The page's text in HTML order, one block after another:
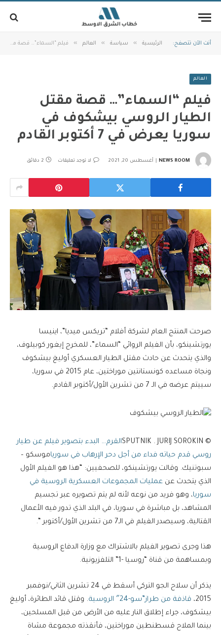
أنت الآن تتصفح: الرئيسية » سياسة » العالم » فيلم “السماء”… قصة مقتل الطيار الروسي بيشكوف في سوريا يعرض في 7 أكتوبر القادم
العالم
فيلم “السماء”… قصة مقتل
الطيار الروسي بيشكوف في
سوريا يعرض في 7 أكتوبر القادم
NEWS ROOM أغسطس 20, 2021 لا توجد تعليقات 2 دقائق
صرحت المنتج العام لشركة أفلام “تريكس ميديا”، اينيسا
يورتشينكو، بأن الفيلم الروائي “السماء”، للمخرج إيغور كوبيلوف،
والذي يتحدث عن حادث مقتل الطيار العسكري أوليغ بيشكوف
ونجاة مساعده كونستانتين موراختين، عام 2015 في سوريا،
سييتم عرضه في الـ 7 من تشرين الأول/أكتوبر القادم.
© SPUTNIK . JURIJ SOROKIN
القرم… البدء بتصوير فيلم عن طيار
روسي قدم حياته فداء من أجل دحر الإرهاب في سورياموسكو –
سبوتنيك. وقالت يورتشينكو، للصحفيين: “هذا هو الفيلم الأول
الذي يتحدث عن عمليات المجموعات العسكرية الروسية في
سوريا، وهو فريد من نوعه لأنه لم يتم تصويره عبر تجسيم
المشاهد، بل مباشرة في سوريا، في البلد الذي تدور فيه الأعمال
القتالية، وسيصدر الفيلم في الـ7 من تشرين الأول/أكتوبر “.
هذا وجرى تصوير الفيلم بالاشتراك مع وزارة الدفاع الروسية
وبمساهمة من قناة “روسيا -1” التلفزيونية.
يذكر أن سلاح الجو التركي أسقط في 24 تشرين الثاني/نوفمبر
2015،
قاذفة من طراز”سو-24″ الروسية
. وقتل قائد الطائرة، أوليغ
بيشكوف، جراء إطلاق النار عليه من الأرض من قبل المسلحين،
بينما الملاح قسطنطين موراختين، فأنقذته مجموعة مشاة